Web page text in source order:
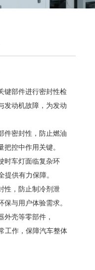
键部件进行密封性检
发动机故障，为发动
件密封性，防止燃油
控中作用关键。
时车灯面临复杂环
提供有力保障。
性，防止制冷剂泄
与用户体验需求。
外壳等零部件，
工作，保障汽车整体